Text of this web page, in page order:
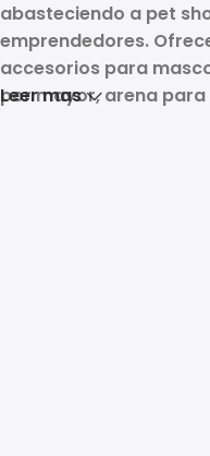
abasteciendo a pet
emprendedores.
accesorios para
por mayor, arena
Leer mas